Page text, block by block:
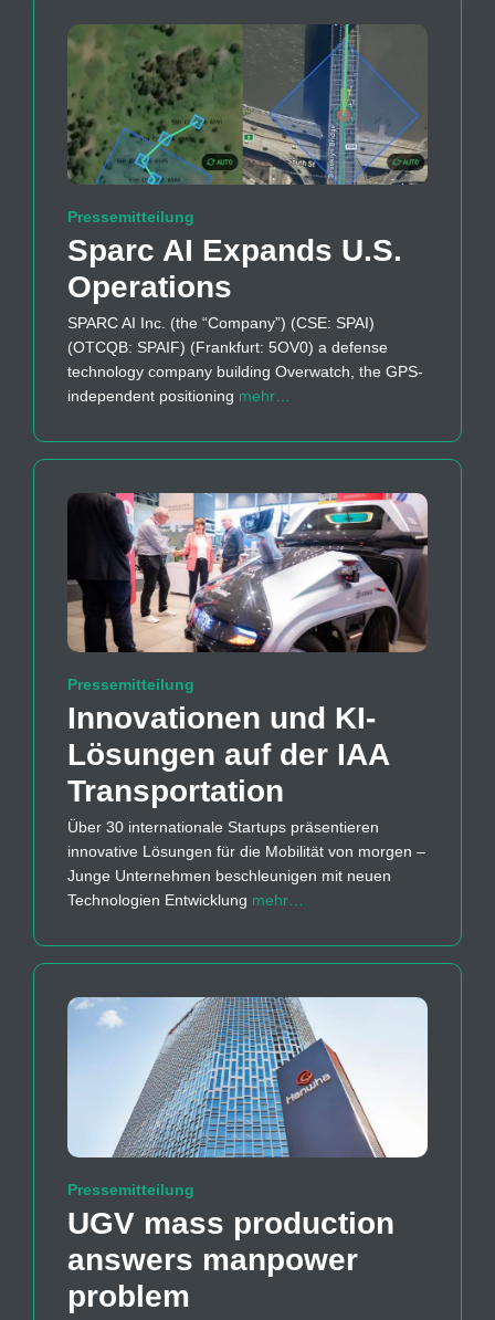
Pressemitteilung
Sparc AI Expands U.S.
Operations
SPARC AI Inc. (the “Company”) (CSE: SPAI)
(OTCQB: SPAIF) (Frankfurt: 5OV0) a defense
technology company building Overwatch, the GPS-
independent positioning mehr…
Pressemitteilung
Innovationen und KI-
Lösungen auf der IAA
Transportation
Über 30 internationale Startups präsentieren
innovative Lösungen für die Mobilität von morgen –
Junge Unternehmen beschleunigen mit neuen
Technologien Entwicklung mehr…
Pressemitteilung
UGV mass production
answers manpower
problem